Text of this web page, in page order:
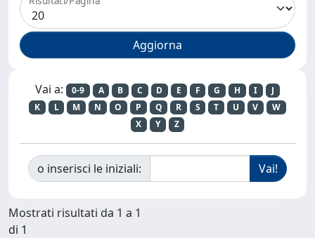
Vai a: 0-9 A B C D E F G H I
J
K
L M N O P Q R S T U V
W
X
Y Z
o inserisci le iniziali:
Mostrati risultati da 1 a 1
di 1